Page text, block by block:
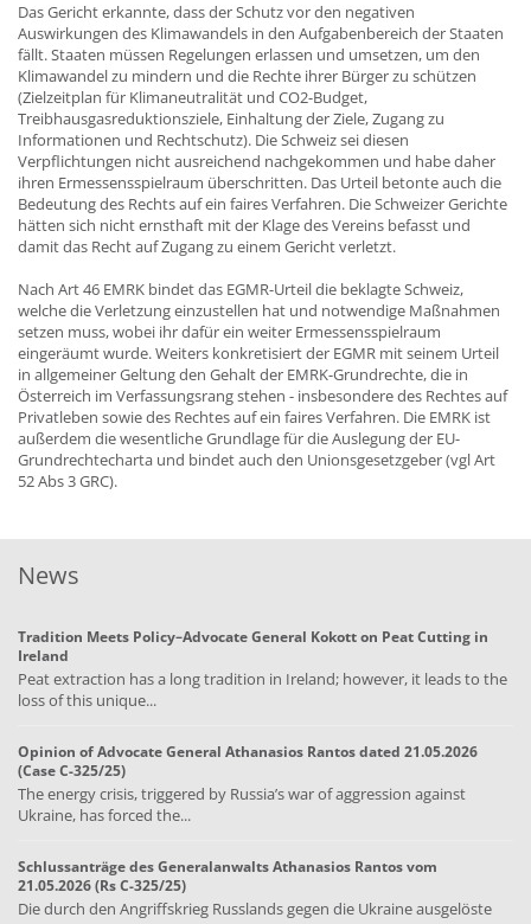
Das Gericht erkannte, dass der Schutz vor den negativen
Auswirkungen des Klimawandels in den Aufgabenbereich der Staaten
fällt. Staaten müssen Regelungen erlassen und umsetzen, um den
Klimawandel zu mindern und die Rechte ihrer Bürger zu schützen
(Zielzeitplan für Klimaneutralität und CO2-Budget,
Treibhausgasreduktionsziele, Einhaltung der Ziele, Zugang zu
Informationen und Rechtschutz). Die Schweiz sei diesen
Verpflichtungen nicht ausreichend nachgekommen und habe daher
ihren Ermessensspielraum überschritten. Das Urteil betonte auch die
Bedeutung des Rechts auf ein faires Verfahren. Die Schweizer Gerichte
hätten sich nicht ernsthaft mit der Klage des Vereins befasst und
damit das Recht auf Zugang zu einem Gericht verletzt.
Nach Art 46 EMRK bindet das EGMR-Urteil die beklagte Schweiz,
welche die Verletzung einzustellen hat und notwendige Maßnahmen
setzen muss, wobei ihr dafür ein weiter Ermessensspielraum
eingeräumt wurde. Weiters konkretisiert der EGMR mit seinem Urteil
in allgemeiner Geltung den Gehalt der EMRK-Grundrechte, die in
Österreich im Verfassungsrang stehen - insbesondere des Rechtes auf
Privatleben sowie des Rechtes auf ein faires Verfahren. Die EMRK ist
außerdem die wesentliche Grundlage für die Auslegung der EU-
Grundrechtecharta und bindet auch den Unionsgesetzgeber (vgl Art
52 Abs 3 GRC).
News
Tradition Meets Policy–Advocate General Kokott on Peat Cutting in
Ireland
Peat extraction has a long tradition in Ireland; however, it leads to the
loss of this unique...
Opinion of Advocate General Athanasios Rantos dated 21.05.2026
(Case C-325/25)
The energy crisis, triggered by Russia’s war of aggression against
Ukraine, has forced the...
Schlussanträge des Generalanwalts Athanasios Rantos vom
21.05.2026 (Rs C-325/25)
Die durch den Angriffskrieg Russlands gegen die Ukraine ausgelöste